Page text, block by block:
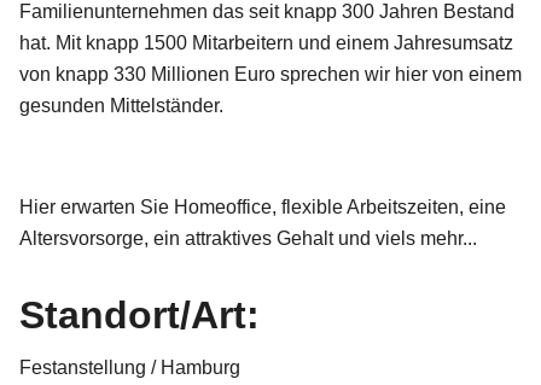
Familienunternehmen das seit knapp 300 Jahren Bestand
hat. Mit knapp 1500 Mitarbeitern und einem Jahresumsatz
von knapp 330 Millionen Euro sprechen wir hier von einem
gesunden Mittelständer.
Hier erwarten Sie Homeoffice, flexible Arbeitszeiten, eine
Altersvorsorge, ein attraktives Gehalt und viels mehr...
Standort/Art:
Festanstellung / Hamburg